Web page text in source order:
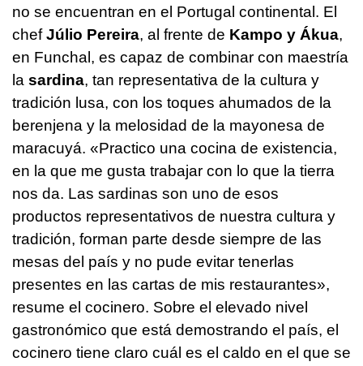
no se encuentran en el Portugal continental. El
chefJúlio Pereira, al frente de Kampo y Ákua,
en Funchal, es capaz de combinar con maestría
la sardina, tan representativa de la cultura y
tradición lusa, con los toques ahumados de la
berenjena y la melosidad de la mayonesa de
maracuyá. «Practico una cocina de existencia,
en la que me gusta trabajar con lo que la tierra
nos da. Las sardinas son uno de esos
productos representativos de nuestra cultura y
tradición, forman parte desde siempre de las
mesas del país y no pude evitar tenerlas
presentes en las cartas de mis restaurantes»,
resume el cocinero. Sobre el elevado nivel
gastronómico que está demostrando el país, el
cocinero tiene claro cuál es el caldo en el que se